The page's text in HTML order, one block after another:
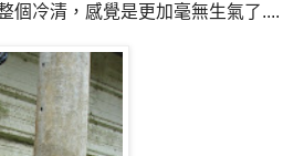
個冷清，感覺是更加毫無生氣了....